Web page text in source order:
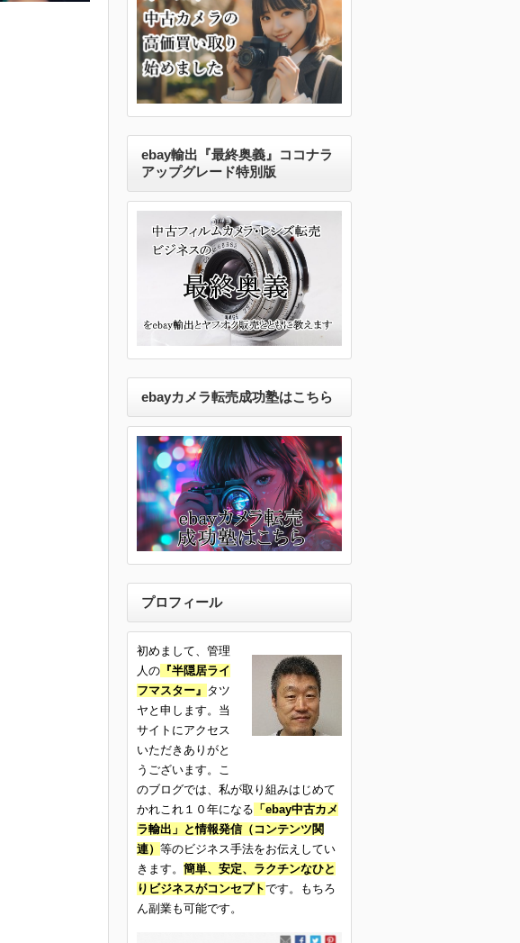
ebay輸出『最終奥義』ココナラ
アップグレード特別版
ebayカメラ転売成功塾はこちら
プロフィール
初めまして、管理
人の 『半隠居ライ
フマスター』 タツ
ヤと申します。当
サイトにアクセス
いただきありがと
うございます。こ
のブログでは、私が取り組みはじめて
かれこれ１０年になる 「ebay中古カメ
ラ輸出」と情報発信（コンテンツ関
連） 等のビジネス手法をお伝えしてい
きます。 簡単、安定、ラクチンなひと
りビジネスがコンセプトです。もちろ
ん副業も可能です。